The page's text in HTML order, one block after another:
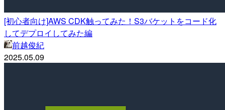
[初心者向け]AWS CDK触ってみた！S3バケットをコード化
してデプロイしてみた編
前越俊紀
2025.05.09